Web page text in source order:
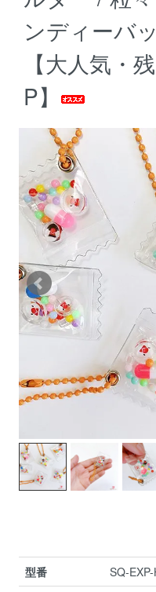
ンディーバ
【大人気・
P】
型番
SQ-